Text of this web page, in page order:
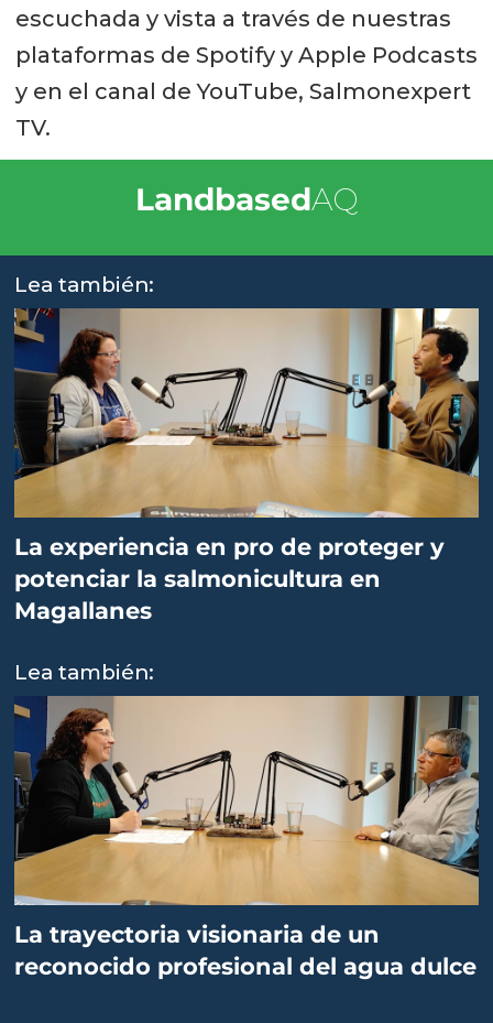
escuchada y vista a través de nuestras
plataformas de Spotify y Apple Podcasts
y en el canal de YouTube, Salmonexpert
TV.
LandbasedAQ
Lea también:
La experiencia en pro de proteger y
potenciar la salmonicultura en
Magallanes
Lea también:
La trayectoria visionaria de un
reconocido profesional del agua dulce